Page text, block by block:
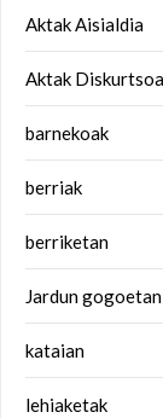
Aktak Aisialdia
Aktak Diskurtsoa
barnekoak
berriak
berriketan
Jardun gogoetan
kataian
lehiaketak